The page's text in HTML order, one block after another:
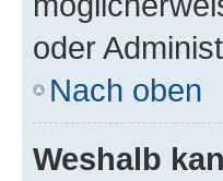
oder
Nach oben
Weshalb